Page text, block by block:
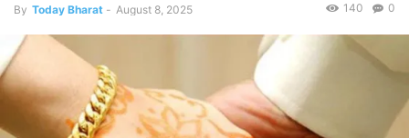
By Today Bharat - August 8, 2025 0
140